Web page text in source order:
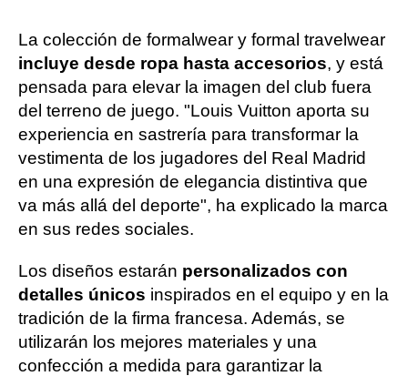
La colección de formalwear y formal travelwear
incluye desde ropa hasta accesorios, y está
pensada para elevar la imagen del club fuera
del terreno de juego. "Louis Vuitton aporta su
experiencia en sastrería para transformar la
vestimenta de los jugadores del Real Madrid
en una expresión de elegancia distintiva que
va más allá del deporte", ha explicado la marca
en sus redes sociales.
Los diseños estarán personalizados con
detalles únicos inspirados en el equipo y en la
tradición de la firma francesa. Además, se
utilizarán los mejores materiales y una
confección a medida para garantizar la